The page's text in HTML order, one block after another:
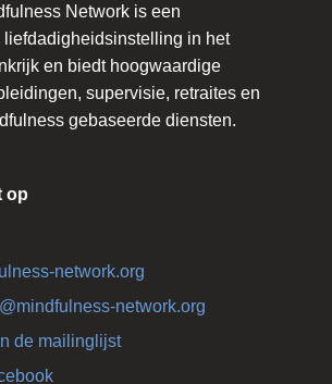
Network is een
liefdadigheidsinstelling in het
en biedt hoogwaardige
supervisie, retraites en
gebaseerde diensten.
op
network.org
network.org
de mailinglijst